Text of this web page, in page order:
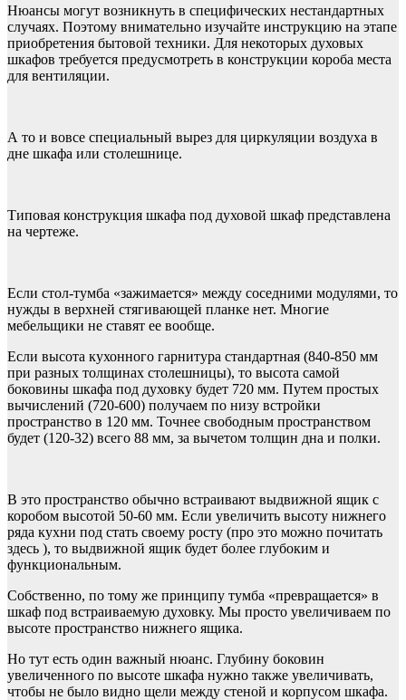
Нюансы могут возникнуть в специфических нестандартных
случаях. Поэтому внимательно изучайте инструкцию на этапе
приобретения бытовой техники. Для некоторых духовых
шкафов требуется предусмотреть в конструкции короба места
для вентиляции.
А то и вовсе специальный вырез для циркуляции воздуха в
дне шкафа или столешнице.
Типовая конструкция шкафа под духовой шкаф представлена
на чертеже.
Если стол-тумба «зажимается» между соседними модулями, то
нужды в верхней стягивающей планке нет. Многие
мебельщики не ставят ее вообще.
Если высота кухонного гарнитура стандартная (840-850 мм
при разных толщинах столешницы), то высота самой
боковины шкафа под духовку будет 720 мм. Путем простых
вычислений (720-600) получаем по низу встройки
пространство в 120 мм. Точнее свободным пространством
будет (120-32) всего 88 мм, за вычетом толщин дна и полки.
В это пространство обычно встраивают выдвижной ящик с
коробом высотой 50-60 мм. Если увеличить высоту нижнего
ряда кухни под стать своему росту (про это можно почитать
здесь ), то выдвижной ящик будет более глубоким и
функциональным.
Собственно, по тому же принципу тумба «превращается» в
шкаф под встраиваемую духовку. Мы просто увеличиваем по
высоте пространство нижнего ящика.
Но тут есть один важный нюанс. Глубину боковин
увеличенного по высоте шкафа нужно также увеличивать,
чтобы не было видно щели между стеной и корпусом шкафа.